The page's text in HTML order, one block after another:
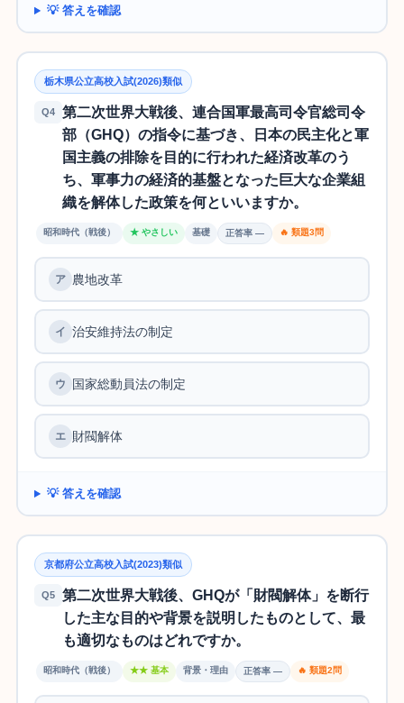
💡 答えを確認
栃木県公立高校入試(2026)類似
Q4
第二次世界大戦後、連合国軍最高司令官総司令
部（GHQ）の指令に基づき、日本の民主化と軍
国主義の排除を目的に行われた経済改革のう
ち、軍事力の経済的基盤となった巨大な企業組
織を解体した政策を何といいますか。
昭和時代（戦後） ★ やさしい 基礎 正答率 — 🔥 類題3問
農地改革
治安維持法の制定
国家総動員法の制定
財閥解体
💡 答えを確認
京都府公立高校入試(2023)類似
Q5
第二次世界大戦後、GHQが「財閥解体」を断行
した主な目的や背景を説明したものとして、最
も適切なものはどれですか。
昭和時代（戦後） ★★ 基本 背景・理由 正答率 — 🔥 類題2問